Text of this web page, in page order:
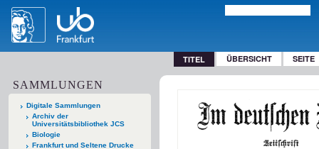
TITEL ÜBERSICHT SEITE
SAMMLUNGEN
Digitale Sammlungen
Archiv der
Universitätsbibliothek JCS
Biologie
Frankfurt und Seltene Drucke